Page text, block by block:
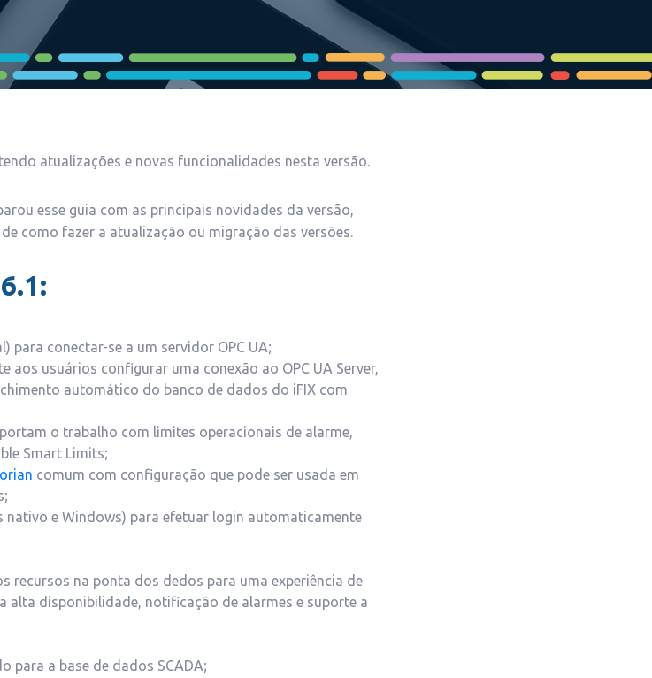
atualizações e novas funcionalidades nesta versão.
esse guia com as principais novidades da versão,
como fazer a atualização ou migração das versões.
para conectar-se a um servidor OPC UA;
aos usuários configurar uma conexão ao OPC UA Server,
automático do banco de dados do iFIX com
o trabalho com limites operacionais de alarme,
Smart Limits;
comum com configuração que pode ser usada em
nativo e Windows) para efetuar login automaticamente
recursos na ponta dos dedos para uma experiência de
alta disponibilidade, notificação de alarmes e suporte a
para a base de dados SCADA;